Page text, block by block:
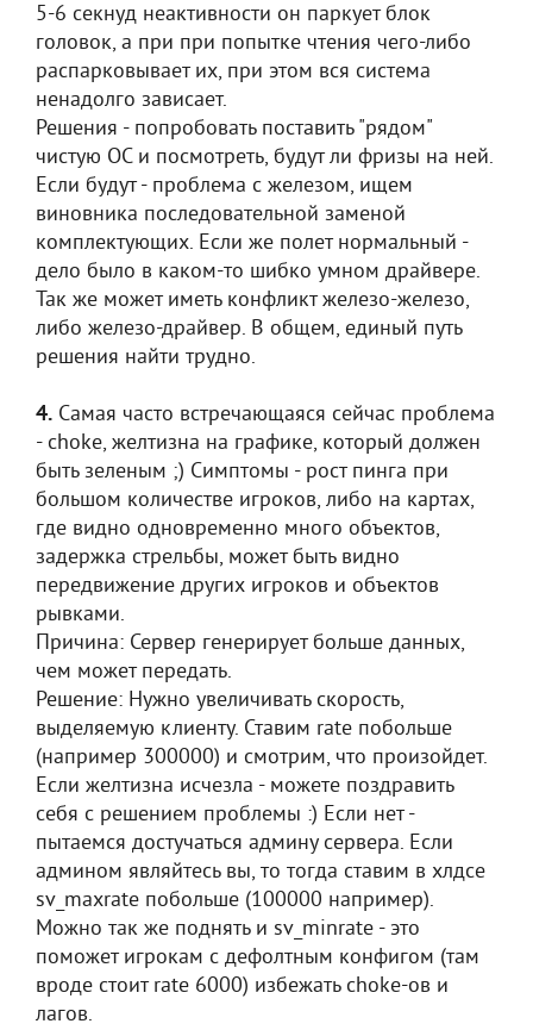
5-6 секнуд неактивности он паркует блок
головок, а при при попытке чтения чего-либо
распарковывает их, при этом вся система
ненадолго зависает.
Решения - попробовать поставить "рядом"
чистую ОС и посмотреть, будут ли фризы на ней.
Если будут - проблема с железом, ищем
виновника последовательной заменой
комплектующих. Если же полет нормальный -
дело было в каком-то шибко умном драйвере.
Так же может иметь конфликт железо-железо,
либо железо-драйвер. В общем, единый путь
решения найти трудно.
4. Самая часто встречающаяся сейчас проблема
- choke, желтизна на графике, который должен
быть зеленым ;) Симптомы - рост пинга при
большом количестве игроков, либо на картах,
где видно одновременно много объектов,
задержка стрельбы, может быть видно
передвижение других игроков и объектов
рывками.
Причина: Сервер генерирует больше данных,
чем может передать.
Решение: Нужно увеличивать скорость,
выделяемую клиенту. Ставим rate побольше
(например 300000) и смотрим, что произойдет.
Если желтизна исчезла - можете поздравить
себя с решением проблемы :) Если нет -
пытаемся достучаться админу сервера. Если
админом являйтесь вы, то тогда ставим в хлдсе
sv_maxrate побольше (100000 например).
Можно так же поднять и sv_minrate - это
поможет игрокам с дефолтным конфигом (там
вроде стоит rate 6000) избежать choke-ов и
лагов.